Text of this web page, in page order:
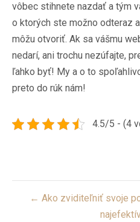
vôbec stihnete nazdať a tým
o ktorých ste možno odteraz
môžu otvoriť. Ak sa vášmu
nedarí, ani trochu nezúfajte,
ľahko byť! My a o to
preto do rúk nám!
4.5/5 - (4
Post
← Ako zviditeľniť svoje